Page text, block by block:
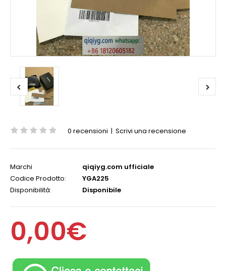
0 recensioni | Scrivi una recensione
Marchi
qiqiyg.com ufficiale
Codice Prodotto:
YGA225
Disponibilità:
Disponibile
0,00€